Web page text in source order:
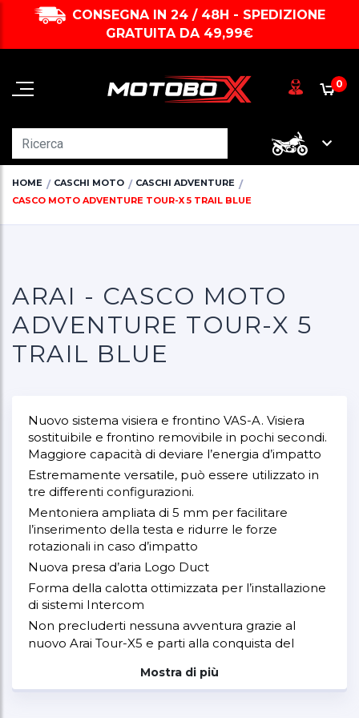
CONSEGNA IN 24 / 48H - SPEDIZIONE
GRATUITA DA 49,99€
0
HOME CASCHI MOTO
CASCHI ADVENTURE
CASCO MOTO ADVENTURE TOUR-X 5 TRAIL BLUE
ARAI - CASCO MOTO
ADVENTURE TOUR-X 5
TRAIL BLUE
Nuovo sistema visiera e frontino VAS-A. Visiera
sostituibile e frontino removibile in pochi secondi.
Maggiore capacità di deviare l’energia d’impatto
Estremamente versatile, può essere utilizzato in
tre differenti configurazioni.
Mentoniera ampliata di 5 mm per facilitare
l’inserimento della testa e ridurre le forze
rotazionali in caso d’impatto
Nuova presa d’aria Logo Duct
Forma della calotta ottimizzata per l’installazione
di sistemi Intercom
Non precluderti nessuna avventura grazie al
nuovo Arai Tour-X5 e parti alla conquista del
Un casco completamente riprogettato, ricco di
Mostra di più